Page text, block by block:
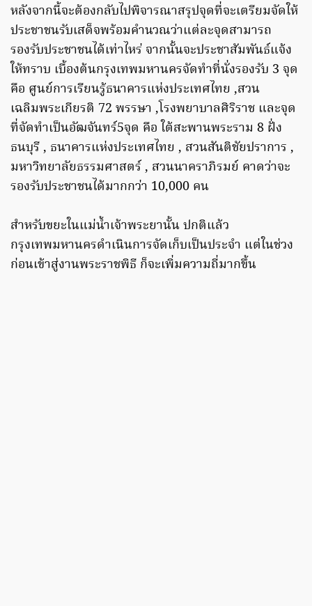
หลังจากนี้จะต้องกลับไปพิจารณาสรุปจุดที่จะเตรียมจัดให้
ประชาชนรับเสด็จพร้อมคำนวณว่าแต่ละจุดสามารถ
รองรับประชาชนได้เท่าไหร่ จากนั้นจะประชาสัมพันธ์แจ้ง
ให้ทราบ เบื้องต้นกรุงเทพมหานครจัดทำที่นั่งรองรับ 3 จุด
คือ ศูนย์การเรียนรู้ธนาคารแห่งประเทศไทย ,สวน
เฉลิมพระเกียรติ 72 พรรษา ,โรงพยาบาลศิริราช และจุด
ที่จัดทำเป็นอัฒจันทร์5จุด คือ ใต้สะพานพระราม 8 ฝั่ง
ธนบุรี , ธนาคารแห่งประเทศไทย , สวนสันติชัยปราการ ,
มหาวิทยาลัยธรรมศาสตร์ , สวนนาคราภิรมย์ คาดว่าจะ
รองรับประชาชนได้มากกว่า 10,000 คน
สำหรับขยะในแม่น้ำเจ้าพระยานั้น ปกติแล้ว
กรุงเทพมหานครดำเนินการจัดเก็บเป็นประจำ แต่ในช่วง
ก่อนเข้าสู่งานพระราชพิธี ก็จะเพิ่มความถี่มากขึ้น